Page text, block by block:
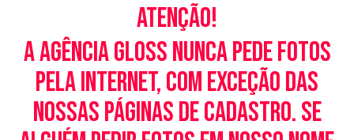
Atenção!
A Agência Gloss nunca pede fotos
pela Internet, com exceção das
nossas páginas de cadastro. Se